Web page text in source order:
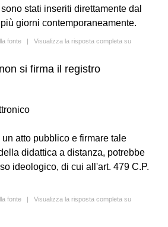
stati inseriti direttamente dal
giorni contemporaneamente.
fonte | Visualizza la risposta completa su
si firma il registro
un atto pubblico e firmare tale
didattica a distanza, potrebbe
ideologico, di cui all'art. 479 C.P.
fonte | Visualizza la risposta completa su